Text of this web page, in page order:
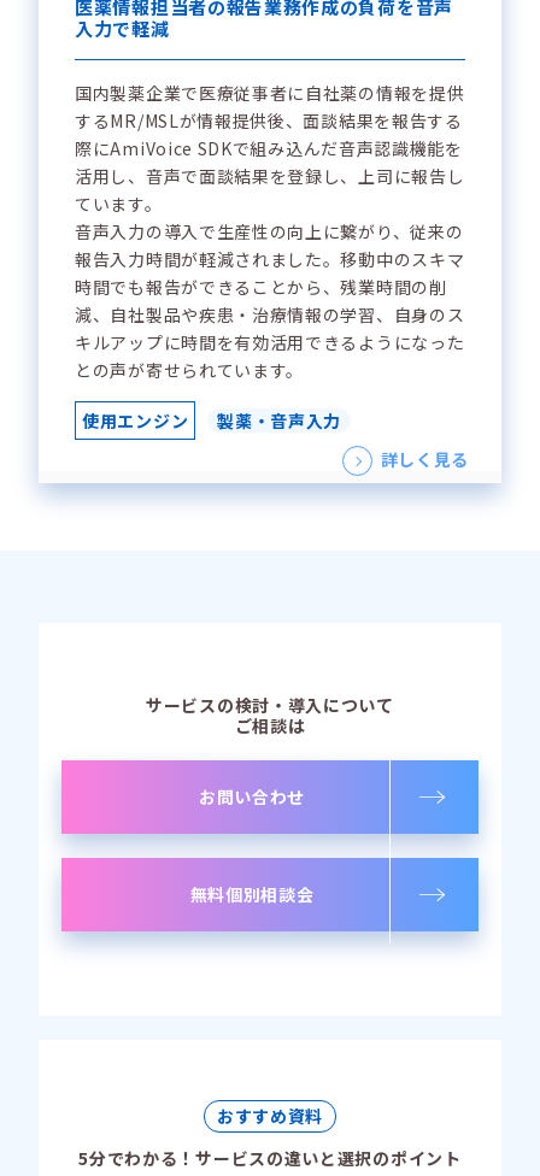
医薬情報担当者の報告業務作成の負荷を音声
入力で軽減
国内製薬企業で医療従事者に自社薬の情報を提供
するMR/MSLが情報提供後、面談結果を報告する
際にAmiVoice SDKで組み込んだ音声認識機能を
活用し、音声で面談結果を登録し、上司に報告し
ています。
音声入力の導入で生産性の向上に繋がり、従来の
報告入力時間が軽減されました。移動中のスキマ
時間でも報告ができることから、残業時間の削
減、自社製品や疾患・治療情報の学習、自身のス
キルアップに時間を有効活用できるようになった
との声が寄せられています。
使用エンジン
製薬・音声入力
詳しく見る
サービスの検討・導入について
ご相談は
お問い合わせ
無料個別相談会
おすすめ資料
5分でわかる！サービスの違いと選択のポイント